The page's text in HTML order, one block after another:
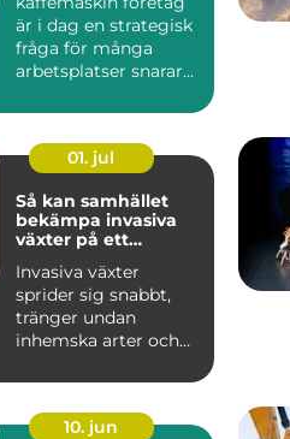
är i dag en strategisk
fråga för många
arbetsplatser snarare
01. jul
Så kan samhället
bekämpa invasiva
växter på ett
Invasiva växter
sprider sig snabbt,
tränger undan
inhemska arter och
livsmiljöer. Kon...
10. jun